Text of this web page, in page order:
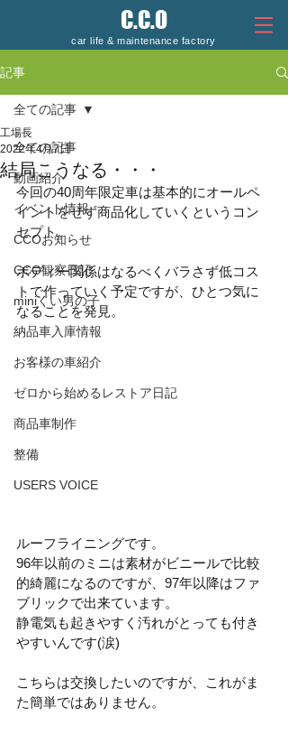
C.C.O
car life & maintenance factory
記事
全ての記事
動画紹介
イベント情報
CCOお知らせ
CCO観察日記
miniくい男の子
納品車入庫情報
お客様の車紹介
ゼロから始めるレストア日記
商品車制作
整備
USERS VOICE
全ての記事
結局こうなる・・・
工場長
2022年4月7日
今回の40周年限定車は基本的にオールペ
イントをせず商品化していくというコン
セプト。
ボディー関係はなるべくバラさず低コス
トで作っていく予定ですが、ひとつ気に
なることを発見。
ルーフライニングです。
96年以前のミニは素材がビニールで比較
的綺麗になるのですが、97年以降はファ
ブリックで出来ています。
静電気も起きやすく汚れがとっても付き
やすいんです(涙)
こちらは交換したいのですが、これがま
た簡単ではありません。